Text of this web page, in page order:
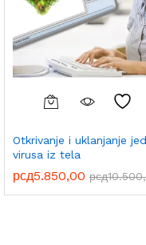
Otkrivanje i uklanjanje
virusa iz tela
рсд5.850,00 рсд